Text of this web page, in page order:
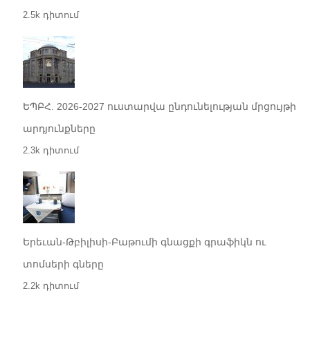
2.5k դիտում
ԵՊԲՀ. 2026-2027 ուստարվա ընդունելության մրցույթի
արդյունքները
2.3k դիտում
Երեւան-Թբիլիսի-Բաթումի գնացքի գրաֆիկն ու
տոմսերի գները
2.2k դիտում